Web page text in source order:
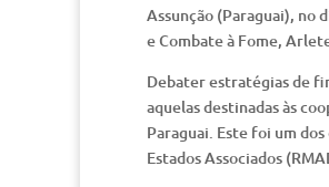
Assunção (Paraguai), no
e Combate à Fome,
Debater estratégias de
aquelas destinadas às
Paraguai. Este foi um
Estados Associados